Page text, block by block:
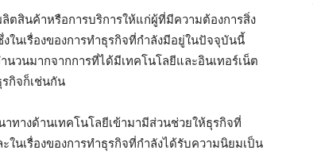
ลิตสินค้าหรือการบริการให้แก่ผู้ที่มีความต้องการสิ่ง
ในเรื่องของการทำธุรกิจที่กำลังมีอยู่ในปัจจุบันนี้
วนมากจากการที่ได้มีเทคโนโลยีและอินเทอร์เน็ต
กิจก็เช่นกัน
ทางด้านเทคโนโลยีเข้ามามีส่วนช่วยให้ธุรกิจที่
นเรื่องของการทำธุรกิจที่กำลังได้รับความนิยมเป็น